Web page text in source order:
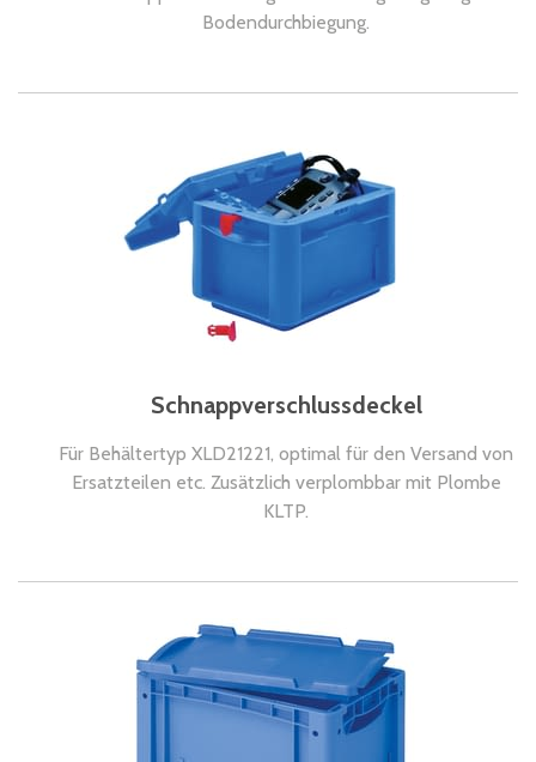
Bodendurchbiegung.
Schnappverschlussdeckel
Für Behältertyp XLD21221, optimal für den Versand von
Ersatzteilen etc. Zusätzlich verplombbar mit Plombe
KLTP.